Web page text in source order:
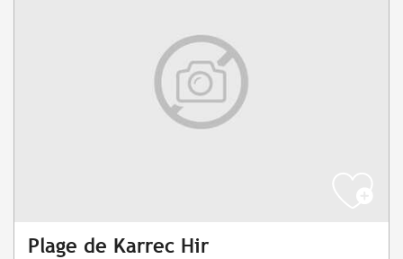
Plage de Karrec Hir